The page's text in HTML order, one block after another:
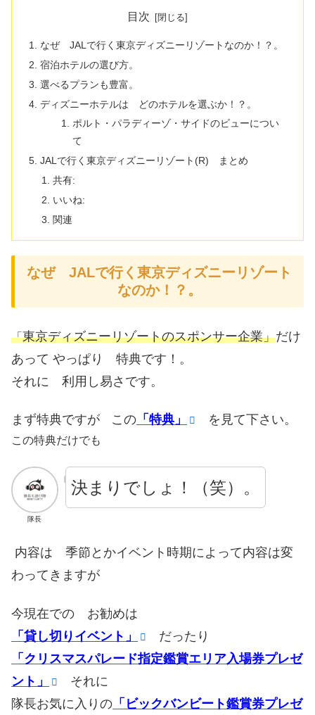
目次
なぜ JALで行く東京ディズニーリゾートなのか！？。
宿泊ホテルの選び方。
選べるプランも豊富。
ディズニーホテルは どのホテルを選ぶか！？。
ポルト・パラディーゾ・サイドのビューについ
て
JALで行く東京ディズニーリゾート(R) まとめ
共有:
いいね:
関連
なぜ JALで行く東京ディズニーリゾート
なのか！？。
「東京ディズニーリゾートのスポンサー企業」だけ
あって やっぱり 特典です！。
それに 利用し易さです。
まず特典ですが この 「特典」 を見て下さい。
この特典だけでも
隊長
決まりでしょ！（笑）。
内容は 季節とかイベント時期によって内容は変
わってきますが
今現在での お勧めは
「貸し切りイベント」
だったり
「クリスマスパレード指定鑑賞エリア入場券プレゼ
ント」
それに
隊長お気に入りの 「ビックバンビート鑑賞券プレゼ